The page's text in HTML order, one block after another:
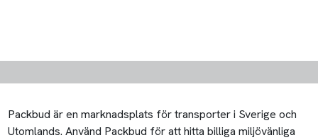
Packbud är en marknadsplats för transporter i Sverige och
Utomlands. Använd Packbud för att hitta billiga miljövänliga